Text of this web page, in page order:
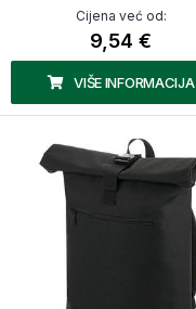
Cijena već od:
9,54 €
VIŠE INFORMACIJA